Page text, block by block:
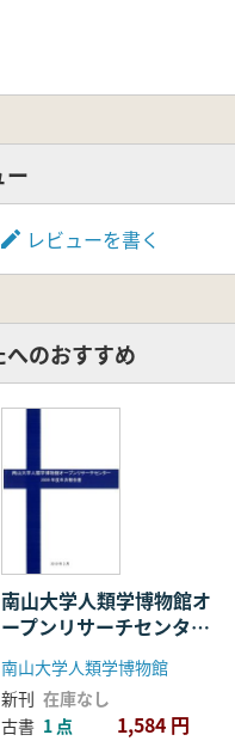
ー
レビューを書く
へのおすすめ
南山大学人類学博物館オ
ープンリサーチセンタ
ー 2009年度年次報告
書 2冊セット
南山大学人類学博物館
新刊 在庫なし
古書 1 点 1,584 円